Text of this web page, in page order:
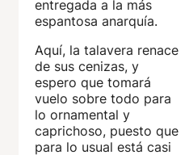
entregada a la más
espantosa anarquía.
Aquí, la talavera renace
de sus cenizas, y
espero que tomará
vuelo sobre todo para
lo ornamental y
caprichoso, puesto que
para lo usual está casi